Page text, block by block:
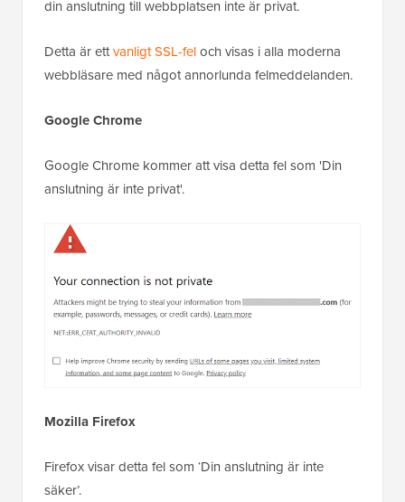
din anslutning till webbplatsen inte är privat.
Detta är ettvanligt SSL-feloch visas i alla moderna
webbläsare med något annorlunda felmeddelanden.
Google Chrome
Google Chrome kommer att visa detta fel som 'Din
anslutning är inte privat'.
Mozilla Firefox
Firefox visar detta fel som ‘Din anslutning är inte
säker’.